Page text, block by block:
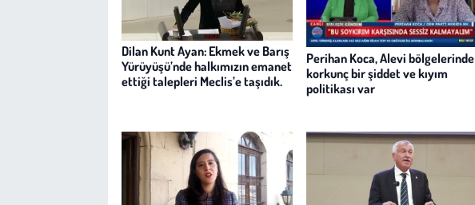
Dilan Kunt Ayan: Ekmek ve Barış
Yürüyüşü’nde halkımızın emanet
ettiği talepleri Meclis’e taşıdık.
Perihan Koca, Alevi bölgelerinde
korkunç bir şiddet ve kıyım
politikası var